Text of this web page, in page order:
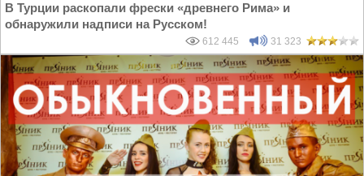
В Турции раскопали фрески «древнего Рима» и
обнаружили надписи на Русском!
612 445 31 323